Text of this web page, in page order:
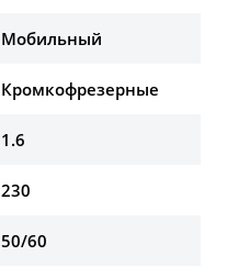
Мобильный
Кромкофрезерные
1.6
230
50/60